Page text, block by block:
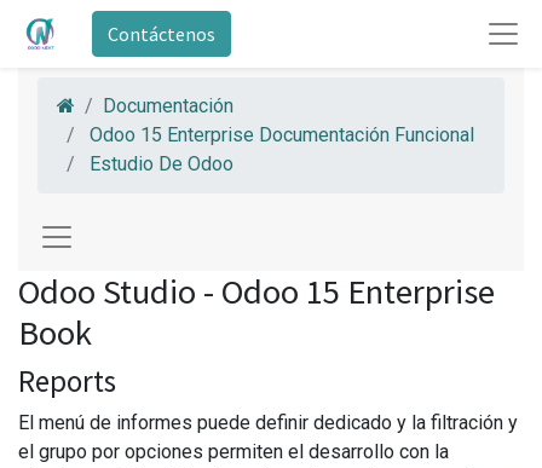
Contáctenos
Documentación
Odoo 15 Enterprise Documentación Funcional
Estudio De Odoo
Odoo Studio - Odoo 15 Enterprise
Book
Reports
El menú de informes puede definir dedicado y la filtración y
el grupo por opciones permiten el desarrollo con la